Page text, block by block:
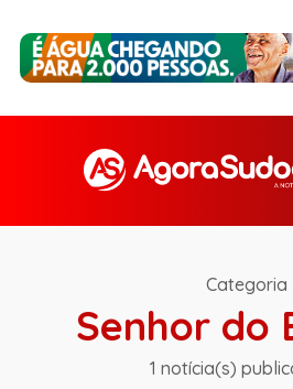
Categoria
Senhor do
1 notícia(s)